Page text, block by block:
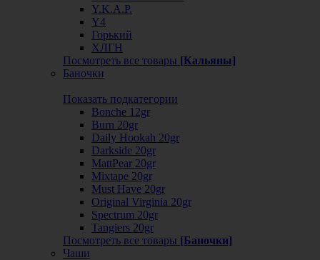
Y.K.A.P.
Y4
Горький
ХЛГН
Посмотреть все товары [Кальяны]
Баночки
Показать подкатегории
Bonche 12gr
Burn 20gr
Daily Hookah 20gr
Darkside 20gr
MattPear 20gr
Mixtape 20gr
Must Have 20gr
Original Virginia 20gr
Spectrum 20gr
Tangiers 20gr
Посмотреть все товары [Баночки]
Чаши